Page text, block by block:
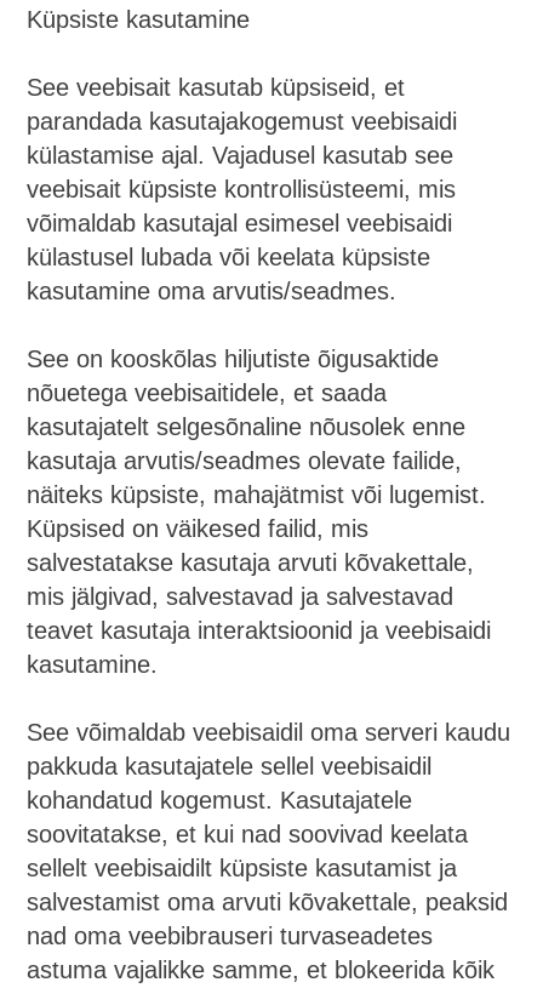
Küpsiste kasutamine
See veebisait kasutab küpsiseid, et
parandada kasutajakogemust veebisaidi
külastamise ajal. Vajadusel kasutab see
veebisait küpsiste kontrollisüsteemi, mis
võimaldab kasutajal esimesel veebisaidi
külastusel lubada või keelata küpsiste
kasutamine oma arvutis/seadmes.
See on kooskõlas hiljutiste õigusaktide
nõuetega veebisaitidele, et saada
kasutajatelt selgesõnaline nõusolek enne
kasutaja arvutis/seadmes olevate failide,
näiteks küpsiste, mahajätmist või lugemist.
Küpsised on väikesed failid, mis
salvestatakse kasutaja arvuti kõvakettale,
mis jälgivad, salvestavad ja salvestavad
teavet kasutaja interaktsioonid ja veebisaidi
kasutamine.
See võimaldab veebisaidil oma serveri kaudu
pakkuda kasutajatele sellel veebisaidil
kohandatud kogemust. Kasutajatele
soovitatakse, et kui nad soovivad keelata
sellelt veebisaidilt küpsiste kasutamist ja
salvestamist oma arvuti kõvakettale, peaksid
nad oma veebibrauseri turvaseadetes
astuma vajalikke samme, et blokeerida kõik